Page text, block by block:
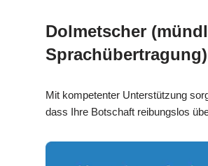
Dolmetscher
Sprachübertragung)
Mit kompetenter Unterstützung
dass Ihre Botschaft reibungslos